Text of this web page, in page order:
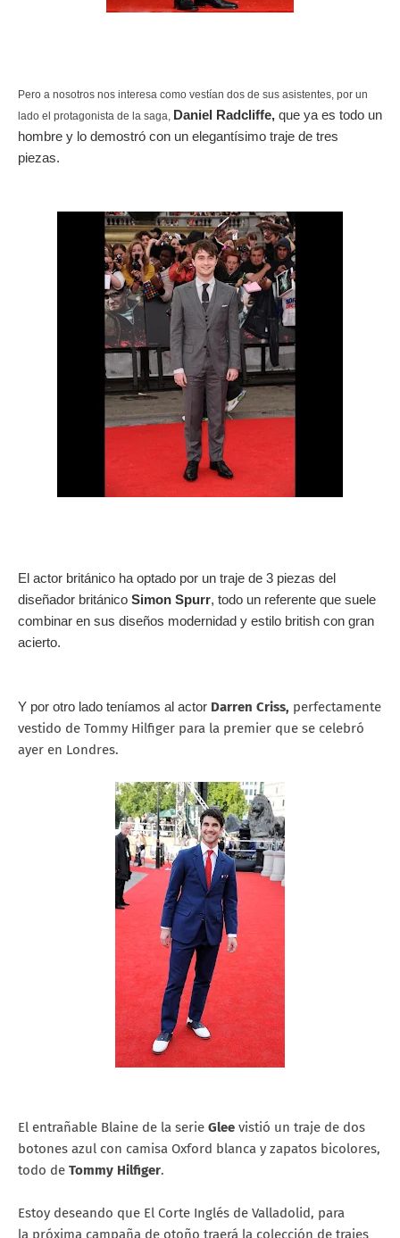
Pero a nosotros nos interesa como vestían dos de sus asistentes, por un
lado el protagonista de la saga, Daniel Radcliffe, que ya es todo un
hombre y lo demostró con un elegantísimo traje de tres
piezas.
El actor británico ha optado por un traje de 3 piezas del
diseñador británico Simon Spurr, todo un referente que suele
combinar en sus diseños modernidad y estilo british con gran
acierto.
Y por otro lado teníamos al actor Darren Criss, perfectamente
vestido de Tommy Hilfiger para la premier que se celebró
ayer en Londres.
El entrañable Blaine de la serie Glee vistió un traje de dos
botones azul con camisa Oxford blanca y zapatos bicolores,
todo de Tommy Hilfiger.
Estoy deseando que El Corte Inglés de Valladolid, para
la próxima campaña de otoño traerá la colección de trajes